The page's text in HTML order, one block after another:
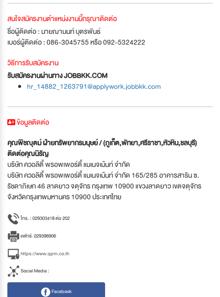
สนใจสมัครงานตำแหน่งงานนี้กรุณาติดต่อ
ชื่อผู้ติดต่อ : นายฌานนท์ บุตรพันธ์
เบอร์ผู้ติดต่อ : 086-3045755 หรือ 092-5324222
วิธีการรับสมัครงาน
รับสมัครงานผ่านทาง JOBBKK.COM
hr_14882_1263791@applywork.jobbkk.com
ข้อมูลติดต่อ
คุณพิชญุตม์ ฝ่ายทรัพยากรมนุษย์ / (ภูเก็ต,พัทยา,ศรีราชา,หัวหิน,ชลบุรี)
ติดต่อคุณนิรัญ
บริษัท ควอลิตี้ พรอพเพอร์ตี้ แมเนจเม้นท์ จำกัด
บริษัท ควอลิตี้ พรอพเพอร์ตี้ แมเนจเม้นท์ จำกัด 165/285 อาคารสาริน ซ.
รัชดาภิเษก 46 ลาดยาว จตุจักร กรุงเทพ 10900 แขวงลาดยาว เขตจตุจักร
จังหวัดกรุงเทพมหานคร 10900 ประเทศไทย
โทร. : 029303418 ต่อ 202
แฟกซ์. 029396906
https://www.qpm.co.th
Social Media :
Facebook